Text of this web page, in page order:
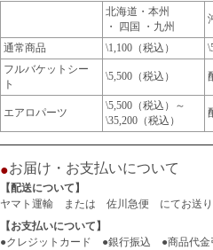
北海道・本州
・ 四国 ・九州
通常商品 \1,100（税込）
フルバケットシー
ト
\5,500（税込）
エアロパーツ
\5,500（税込）～
\35,200（税込）
●お届け・お支払いについて
【配送について】
ヤマト運輸 または 佐川急便 にてお送り
【お支払いについて】
●クレジットカード ●銀行振込 ●商品代金